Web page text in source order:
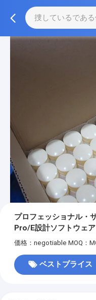
プロフェッショナル・
Pro/E設計ソフトウェ
価格：negotiable MOQ：
ベストプライス